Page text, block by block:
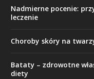
Nadmierne pocenie:
leczenie
Choroby skóry na
Bataty – zdrowotne
diety